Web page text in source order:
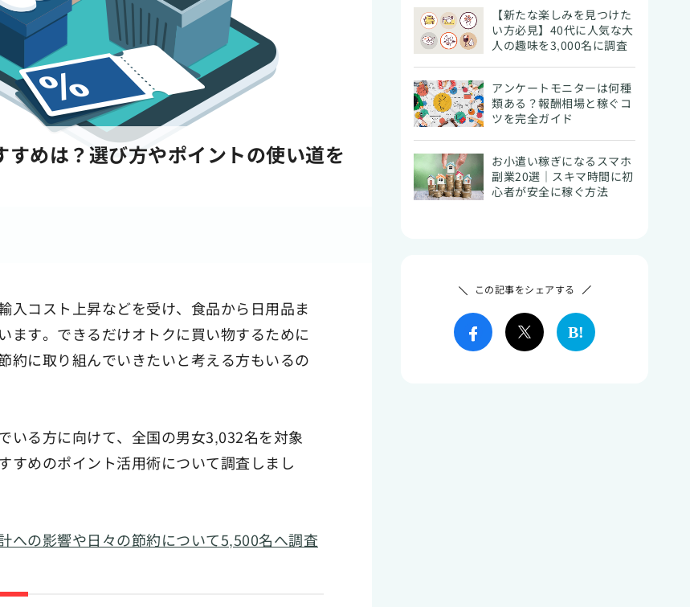
すめは？選び方やポイントの使い道を
入コスト上昇などを受け、食品から日用品ま
ます。できるだけオトクに買い物するために
約に取り組んでいきたいと考える方もいるの
いる方に向けて、全国の男女3,032名を対象
すめのポイント活用術について調査しまし
への影響や日々の節約について5,500名へ調査
【新たな楽しみを見つけた
い方必見】40代に人気な大
人の趣味を3,000名に調査
アンケートモニターは何種
類ある？報酬相場と稼ぐコ
ツを完全ガイド
お小遣い稼ぎになるスマホ
副業20選｜スキマ時間に初
心者が安全に稼ぐ方法
この記事をシェアする